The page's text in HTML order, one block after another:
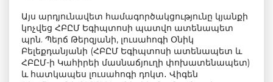
Այս արդյունավետ համագործակցությունը կյանքի
կոչվեց ՀԲԸՄ Եգիպտոսի պատվո ատենապետ
պրն. Պերճ Թերզյանի, լուսահոգի Օնիկ
Բելեքդանյանի (ՀԲԸՄ Եգիպտոսի ատենապետ և
ՀԲԸՄ-ի Կահիրեի մասնաճյուղի փոխատենապետ)
և հատկապես լուսահոգի դոկտ․ Վիգեն